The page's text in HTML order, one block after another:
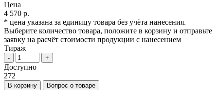
Цена
4 570 р.
* цена указана за единицу товара без учёта нанесения.
Выберите количество товара, положите в корзину и отправьте
заявку на расчёт стоимости продукции с нанесением
Тираж
- +
Доступно
272
В корзину Вопрос о товаре